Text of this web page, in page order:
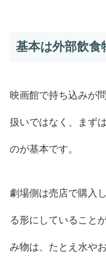
基本は外部飲食
映画館で持ち込みが
扱いではなく、まず
のが基本です。
劇場側は売店で購入
る形にしていること
み物は、たとえ水や